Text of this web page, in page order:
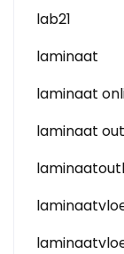
lab21
laminaat
laminaat
laminaat